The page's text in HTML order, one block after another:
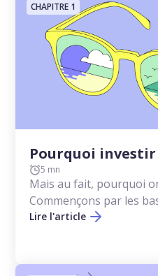
CHAPITRE 1
Pourquoi investir
5 mn
Mais au fait, pourquoi
Commençons par les
Lire l'article